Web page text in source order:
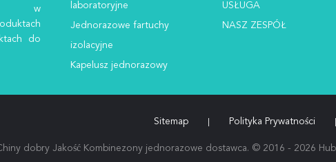
w
do
laboratoryjne
Jednorazowe fartuchy
izolacyjne
Kapelusz jednorazowy
USŁUGA
NASZ ZESPÓŁ
Sitemap Polityka Prywatności
dobry Jakość Kombinezony jednorazowe dostawca. © 2016 - 2026